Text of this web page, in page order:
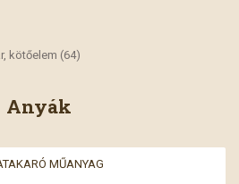
kötőelem (64)
Anyák
MŰANYAG